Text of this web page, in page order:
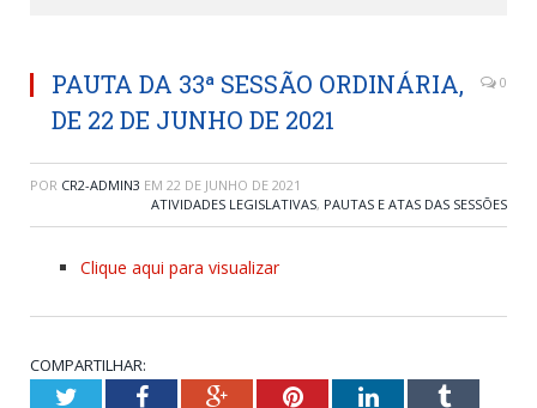
PAUTA DA 33ª SESSÃO ORDINÁRIA,
DE 22 DE JUNHO DE 2021
0
POR CR2-ADMIN3 EM 22 DE JUNHO DE 2021
ATIVIDADES LEGISLATIVAS, PAUTAS E ATAS DAS SESSÕES
Clique aqui para visualizar
COMPARTILHAR:
TwitterFacebookGoogle+PinterestLinkedInTumblr